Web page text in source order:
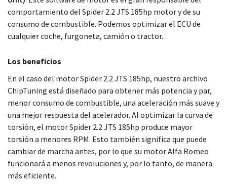
comportamiento del Spider 2.2 JTS 185hp motor y de su
consumo de combustible. Podemos optimizar el ECU de
cualquier coche, furgoneta, camión o tractor.
Los beneficios
En el caso del motor Spider 2.2 JTS 185hp, nuestro archivo
ChipTuning está diseñado para obtener más potencia y par,
menor consumo de combustible, una aceleración más suave y
una mejor respuesta del acelerador. Al optimizar la curva de
torsión, el motor Spider 2.2 JTS 185hp produce mayor
torsión a menores RPM. Esto también significa que puede
cambiar de marcha antes, por lo que su motor Alfa Romeo
funcionará a menos revoluciones y, por lo tanto, de manera
más eficiente.